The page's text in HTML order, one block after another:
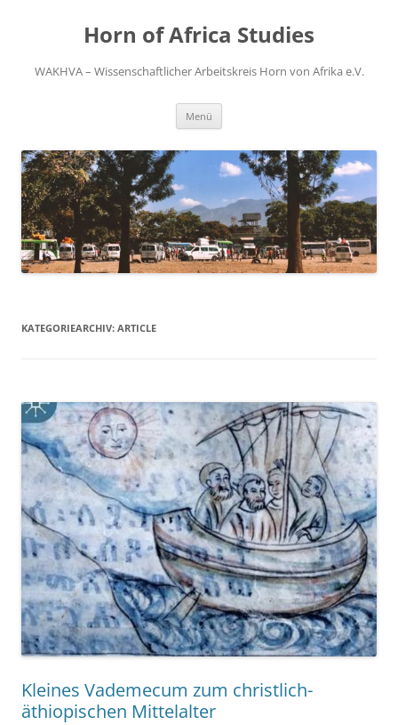
Horn of Africa Studies
WAKHVA – Wissenschaftlicher Arbeitskreis Horn von Afrika e.V.
Menü
KATEGORIEARCHIV: ARTICLE
Kleines Vademecum zum christlich-
äthiopischen Mittelalter